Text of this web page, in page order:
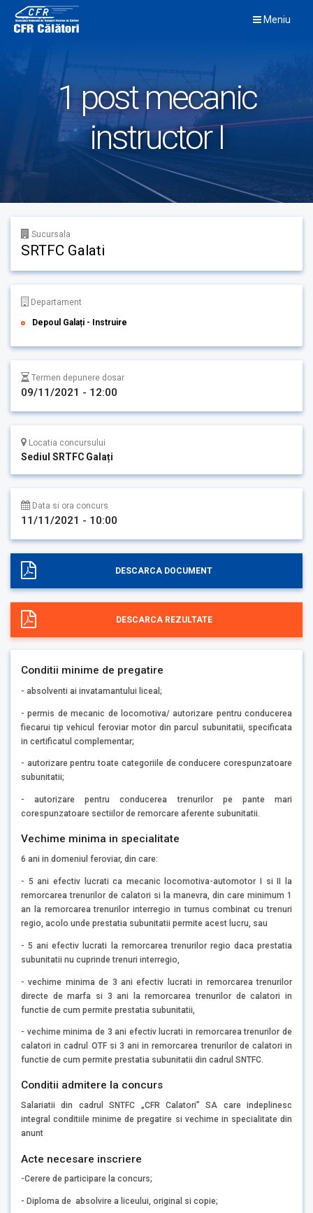
content
Meniu
1 post mecanic
instructor I
Sucursala
SRTFC Galati
Departament
Depoul Galați - Instruire
Termen depunere dosar
09/11/2021 - 12:00
Locatia concursului
Sediul SRTFC Galați
Data si ora concurs
11/11/2021 - 10:00
DESCARCA DOCUMENT
DESCARCA REZULTATE
Conditii minime de pregatire
- absolventi ai invatamantului liceal;
- permis de mecanic de locomotiva/ autorizare pentru conducerea
fiecarui tip vehicul feroviar motor din parcul subunitatii, specificata
in certificatul complementar;
- autorizare pentru toate categoriile de conducere corespunzatoare
subunitatii;
- autorizare pentru conducerea trenurilor pe pante mari
corespunzatoare sectiilor de remorcare aferente subunitatii.
Vechime minima in specialitate
6 ani in domeniul feroviar, din care:
- 5 ani efectiv lucrati ca mecanic locomotiva-automotor I si II la
remorcarea trenurilor de calatori si la manevra, din care minimum 1
an la remorcarea trenurilor interregio in turnus combinat cu trenuri
regio, acolo unde prestatia subunitatii permite acest lucru, sau
- 5 ani efectiv lucrati la remorcarea trenurilor regio daca prestatia
subunitatii nu cuprinde trenuri interregio,
- vechime minima de 3 ani efectiv lucrati in remorcarea trenurilor
directe de marfa si 3 ani la remorcarea trenurilor de calatori in
functie de cum permite prestatia subunitatii,
- vechime minima de 3 ani efectiv lucrati in remorcarea trenurilor de
calatori in cadrul OTF si 3 ani in remorcarea trenurilor de calatori in
functie de cum permite prestatia subunitatii din cadrul SNTFC.
Conditii admitere la concurs
Salariatii din cadrul SNTFC „CFR Calatori” SA care indeplinesc
integral conditiile minime de pregatire si vechime in specialitate din
anunt
Acte necesare inscriere
-Cerere de participare la concurs;
- Diploma de absolvire a liceului, original si copie;